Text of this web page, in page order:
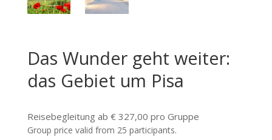
Das Wunder geht weiter:
das Gebiet um Pisa
Reisebegleitung ab € 327,00 pro Gruppe
Group price valid from 25 participants.